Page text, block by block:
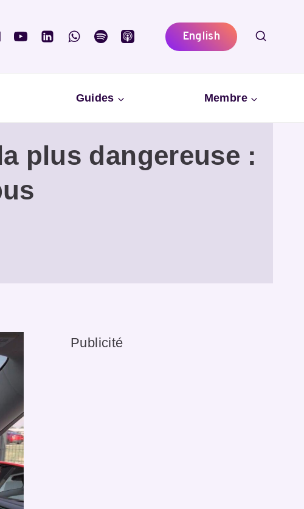
English
Guides Membre
plus dangereuse :
Publicité